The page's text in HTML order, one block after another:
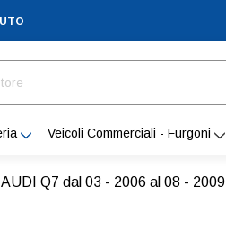
Veicoli Commerciali - Furgoni
AUDI Q7 dal 03 - 2006 al 08 - 2009